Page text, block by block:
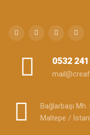
0532
Bağlarbaşı
Maltepe /